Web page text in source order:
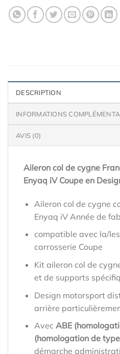
DESCRIPTION
INFORMATIONS
AVIS (0)
Aileron col de cygne
Enyaq iV Coupe en
Aileron col de cygne
Enyaq iV Année de
compatible avec la/
carrosserie Coupe
Kit aileron col de
et de supports
Design motorsport
arrière
Avec ABE
(homologation de
démarche